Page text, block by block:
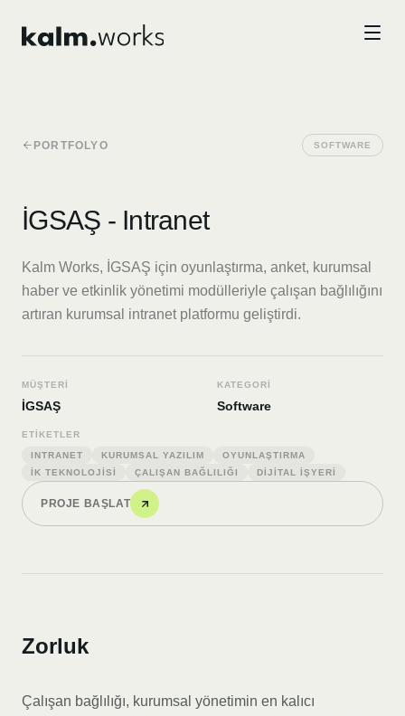
PORTFOLYO SOFTWARE
İGSAŞ - Intranet
Kalm Works, İGSAŞ için oyunlaştırma, anket, kurumsal
haber ve etkinlik yönetimi modülleriyle çalışan bağlılığını
artıran kurumsal intranet platformu geliştirdi.
MÜŞTERI
İGSAŞ
KATEGORI
Software
ETIKETLER
INTRANET KURUMSAL YAZILIM
OYUNLAŞTIRMA
İK TEKNOLOJISI
ÇALIŞAN BAĞLILIĞI DIJITAL İŞYERI
PROJE BAŞLAT
Zorluk
Çalışan bağlılığı, kurumsal yönetimin en kalıcı